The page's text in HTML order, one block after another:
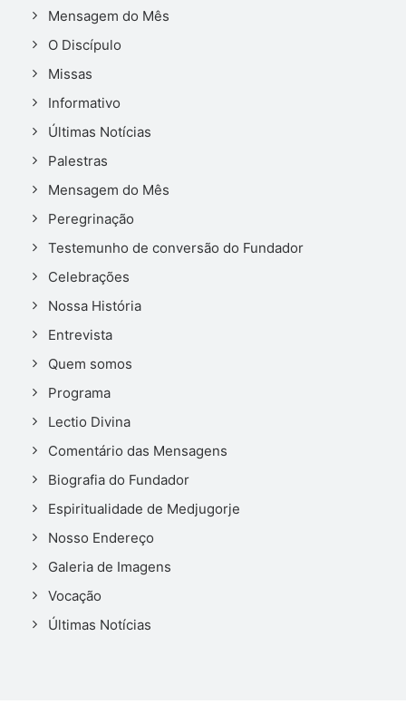
Mensagem do Mês
O Discípulo
Missas
Informativo
Últimas Notícias
Palestras
Mensagem do Mês
Peregrinação
Testemunho de conversão do Fundador
Celebrações
Nossa História
Entrevista
Quem somos
Programa
Lectio Divina
Comentário das Mensagens
Biografia do Fundador
Espiritualidade de Medjugorje
Nosso Endereço
Galeria de Imagens
Vocação
Últimas Notícias